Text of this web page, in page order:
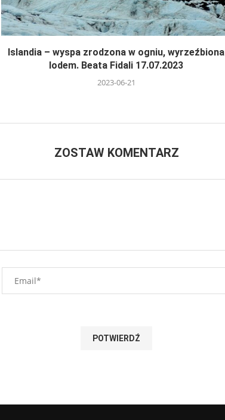
Islandia – wyspa zrodzona w ogniu, wyrzeźbiona
lodem. Beata Fidali 17.07.2023
2023-06-21
ZOSTAW KOMENTARZ